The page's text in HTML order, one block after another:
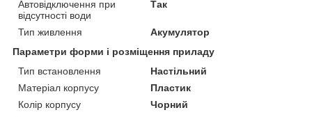
Автовідключення при
відсутності води
Так
Тип живлення
Акумулятор
Параметри форми і розміщення приладу
Тип встановлення
Настільний
Матеріал корпусу
Пластик
Колір корпусу
Чорний